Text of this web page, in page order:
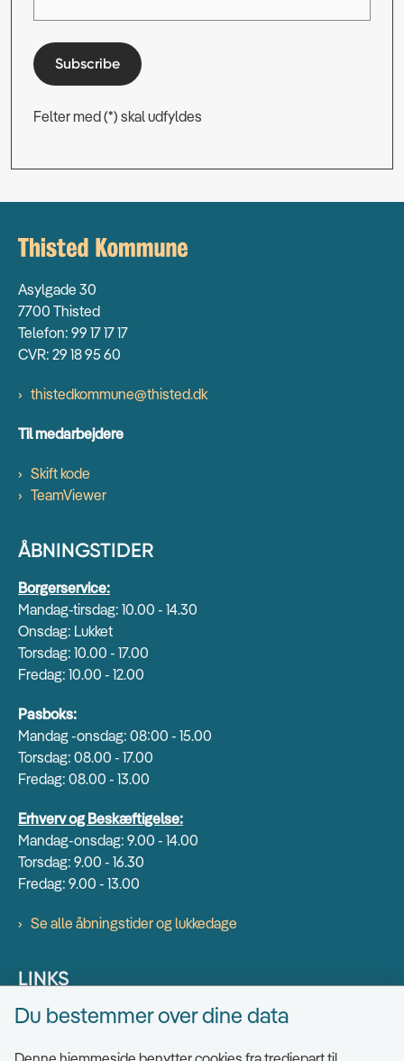
Subscribe
Felter med (*) skal udfyldes
Asylgade 30
7700 Thisted
Telefon: 99 17 17 17
CVR: 29 18 95 60
thistedkommune@thisted.dk
Til medarbejdere
Skift kode
TeamViewer
ÅBNINGSTIDER
Borgerservice:
Mandag-tirsdag: 10.00 - 14.30
Onsdag: Lukket
Torsdag: 10.00 - 17.00
Fredag: 10.00 - 12.00
Pasboks:
Mandag -onsdag: 08:00 - 15.00
Torsdag: 08.00 - 17.00
Fredag: 08.00 - 13.00
Erhverv og Beskæftigelse:
Mandag-onsdag: 9.00 - 14.00
Torsdag: 9.00 - 16.30
Fredag: 9.00 - 13.00
Se alle åbningstider og lukkedage
LINKS
Find EAN numre
Send sikkert
Du bestemmer over dine data